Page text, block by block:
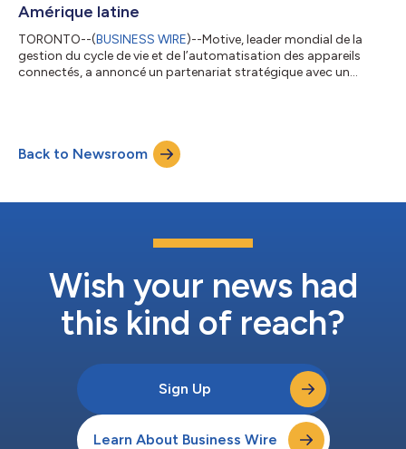
Amérique latine
TORONTO--(BUSINESS WIRE)--Motive, leader mondial de la
gestion du cycle de vie et de l’automatisation des appareils
connectés, a annoncé un partenariat stratégique avec un
européenne de luxe au Mexique. Grâce au serveur Entitlement de
Motive, les abonnés de l’opérateur peuvent associer
directement leur identité mobile à...
Back to Newsroom
Wish your news had
this kind of reach?
Sign Up
Learn About Business Wire